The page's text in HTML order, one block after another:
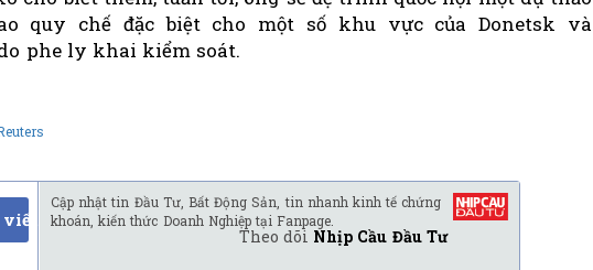
quy chế đặc biệt cho một số khu vực của Donetsk và
phe ly khai kiểm soát.
Cập nhật tin Đầu Tư, Bất Động Sản, tin nhanh kinh tế chứng
khoán, kiến thức Doanh Nghiệp tại Fanpage.
Theo dõi Nhịp Cầu Đầu Tư